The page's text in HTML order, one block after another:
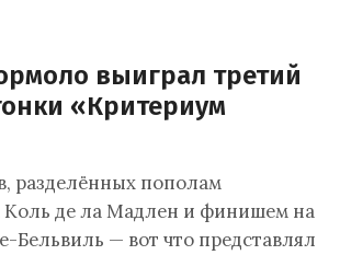
выиграл третий
«Критериум
разделённых пополам
Коль де ла Мадлен и финишем на
— вот что представлял